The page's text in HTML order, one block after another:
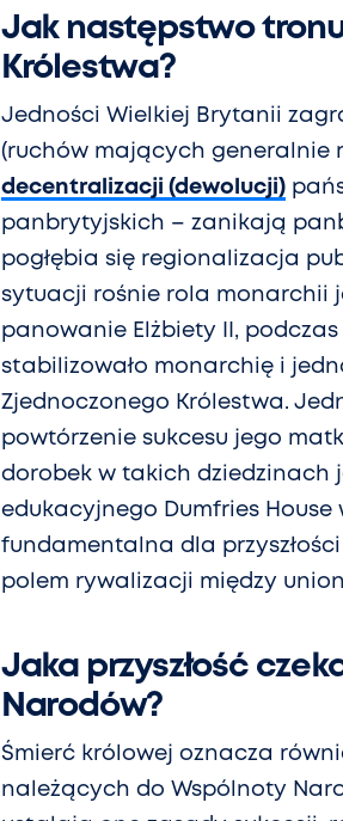
Jak następstwo
Królestwa?
Jedności Wielkiej Brytanii
(ruchów mających generalnie
decentralizacji (dewolucji)
panbrytyjskich – zanikają
pogłębia się regionalizacja
sytuacji rośnie rola monarchii
panowanie Elżbiety II,
stabilizowało monarchię i
Zjednoczonego Królestwa.
powtórzenie sukcesu jego
dorobek w takich dziedzinach
edukacyjnego Dumfries House
fundamentalna dla
polem rywalizacji między
Jaka przyszłość
Narodów?
Śmierć królowej oznacza
należących do Wspólnoty